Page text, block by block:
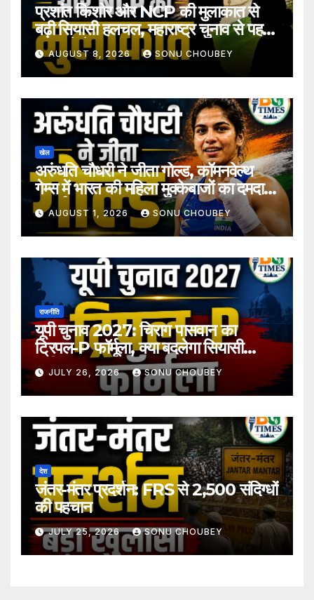
प्रशांत किशोर और NCP की मुलाकात से
बढ़ी सियासी हलचल, महाराष्ट्र चुनाव से पहले
अटकलें तेज
AUGUST 8, 2026 SONU CHOUBEY
खेल
अरुंधति चौधरी ने जीता गोल्ड, कॉमनवेल्थ
गेम्स में भारत की महिला मुक्केबाजों का दमदार
प्रदर्शन
AUGUST 1, 2026 SONU CHOUBEY
राजनीति
यूपी चुनाव 2027: चिराग पासवान का
ट्रिपल-P फॉर्मूला, क्या बदलेगा सियासी
समीकरण?
JULY 26, 2026 SONU CHOUBEY
देश
जंतर-मंतर प्रदर्शन: FRS से 2,500 संदिग्धों
की पहचान
JULY 25, 2026 SONU CHOUBEY